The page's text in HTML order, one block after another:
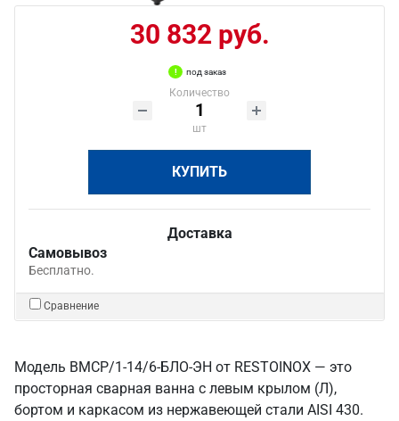
30 832 руб.
под заказ
Количество
шт
КУПИТЬ
Доставка
Самовывоз
Бесплатно.
Сравнение
Модель ВМСР/1-14/6-БЛО-ЭН от RESTOINOX — это
просторная сварная ванна с левым крылом (Л),
бортом и каркасом из нержавеющей стали AISI 430.